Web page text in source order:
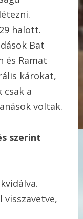
halott.
Bat
és Ramat
károkat,
a
voltak.
szerint